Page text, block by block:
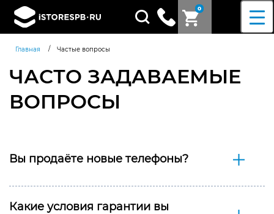
0
Поиск
товаров
Главная / Частые вопросы
ЧАСТО ЗАДАВАЕМЫЕ
ВОПРОСЫ
Вы продаёте новые телефоны?
Какие условия гарантии вы